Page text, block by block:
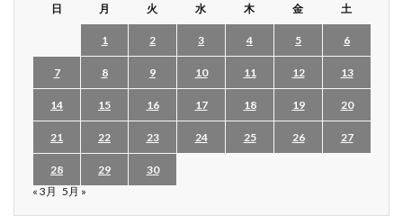
日 月 火 水 木 金 土
1 2 3 4 5 6
7 8 9 10 11 12 13
14 15 16 17 18 19 20
21 22 23 24 25 26 27
28 29
30
« 3月 5月 »